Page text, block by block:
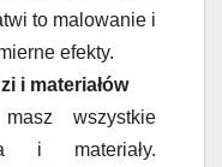
to malowanie i
efekty.
i materiałów
wszystkie
i materiały.